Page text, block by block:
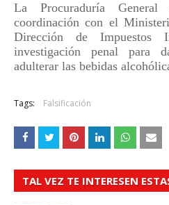
La Procuraduría
coordinación con el
Dirección de Impuestos
investigación penal para
adulterar las bebidas
Tags: Falsificación
TAL VEZ TE INTERESEN